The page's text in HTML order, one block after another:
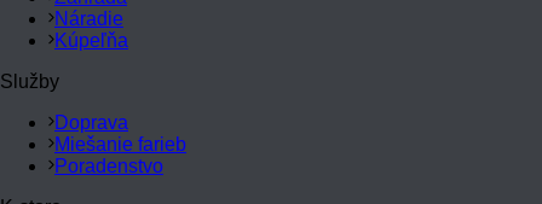
Náradie
Kúpeľňa
Služby
Doprava
Miešanie farieb
Poradenstvo